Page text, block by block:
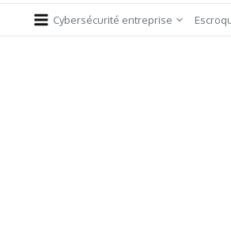
Cybersécurité entreprise